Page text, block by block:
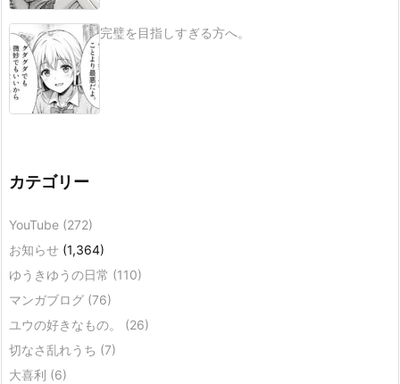
完璧を目指しすぎる方へ。
カテゴリー
YouTube (272)
お知らせ (1,364)
ゆうきゆうの日常 (110)
マンガブログ (76)
ユウの好きなもの。 (26)
切なさ乱れうち (7)
大喜利 (6)